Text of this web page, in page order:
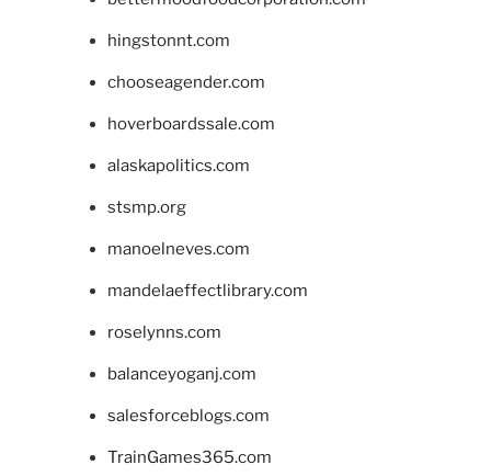
hingstonnt.com
chooseagender.com
hoverboardssale.com
alaskapolitics.com
stsmp.org
manoelneves.com
mandelaeffectlibrary.com
roselynns.com
balanceyoganj.com
salesforceblogs.com
TrainGames365.com